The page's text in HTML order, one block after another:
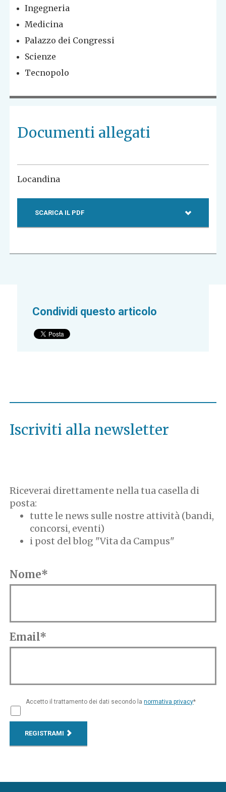
Ingegneria
Medicina
Palazzo dei Congressi
Scienze
Tecnopolo
Documenti allegati
Locandina
SCARICA IL PDF
Condividi questo articolo
Iscriviti alla newsletter
Riceverai direttamente nella tua casella di
posta:
tutte le news sulle nostre attività (bandi,
concorsi, eventi)
i post del blog "Vita da Campus"
Nome*
Email*
Accetto il trattamento dei dati secondo lanormativa privacy*
REGISTRAMI